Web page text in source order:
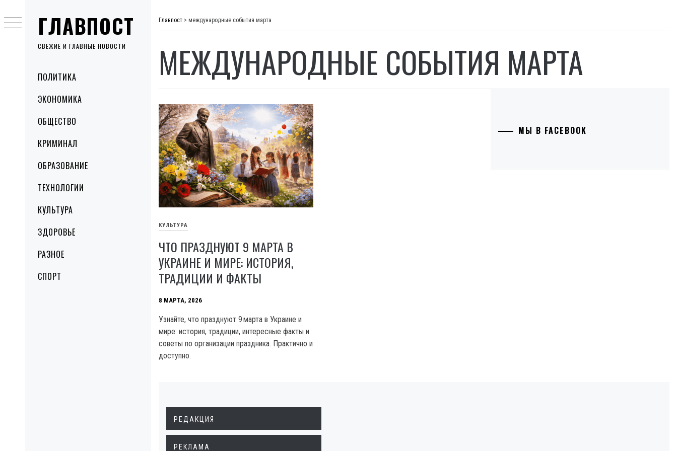
ГЛАВПОСТ
СВЕЖИЕ И ГЛАВНЫЕ НОВОСТИ
MenuПОЛИТИКА
ЭКОНОМИКА
ОБЩЕСТВО
КРИМИНАЛ
ОБРАЗОВАНИЕ
ТЕХНОЛОГИИ
КУЛЬТУРА
ЗДОРОВЬЕ
РАЗНОЕ
СПОРТ
to
content
Главпост > международные события марта
МЕЖДУНАРОДНЫЕ СОБЫТИЯ МАРТА
КУЛЬТУРА
ЧТО ПРАЗДНУЮТ 9 МАРТА В
УКРАИНЕ И МИРЕ: ИСТОРИЯ,
ТРАДИЦИИ И ФАКТЫ
8 МАРТА, 2026
Узнайте, что празднуют 9 марта в Украине и
мире: история, традиции, интересные факты и
советы по организации праздника. Практично и
доступно.
МЫ В FACEBOOK
РЕДАКЦИЯ
РЕКЛАМА